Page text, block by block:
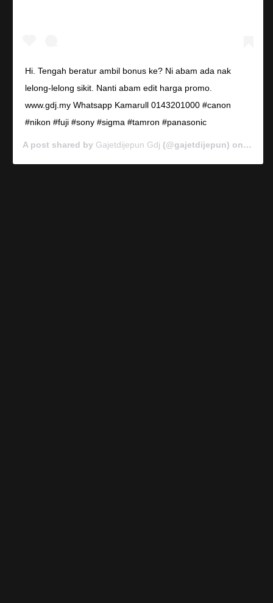
Hi. Tengah beratur ambil bonus ke? Ni abam ada nak
lelong-lelong sikit. Nanti abam edit harga promo.
www.gdj.my Whatsapp Kamarull 0143201000 #canon
#nikon #fuji #sony #sigma #tamron #panasonic
A post shared by Gajetdijepun Gdj (@gajetdijepun) on Jan 7,